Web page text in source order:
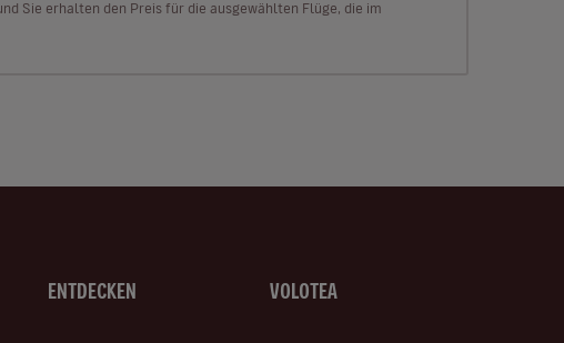
Sie erhalten den Preis für die ausgewählten Flüge, die im
ENTDECKEN VOLOTEA